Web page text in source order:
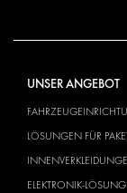
UNSER ANGEBOT
LÖSUNGEN FÜR
ELEKTRONIK-